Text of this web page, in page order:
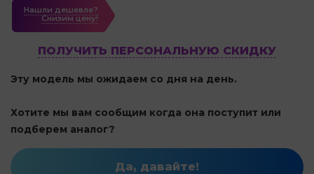
Нашли дешевле?
Cнизим цену!
ПОЛУЧИТЬ ПЕРСОНАЛЬНУЮ СКИДКУ
Эту модель мы ожидаем со дня на день.
Хотите мы вам сообщим когда она поступит или
подберем аналог?
Да, давайте!